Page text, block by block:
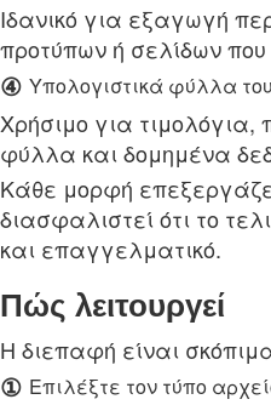
Ιδανικό για εξαγωγή
προτύπων ή σελίδων που
④ Υπολογιστικά φύλλα
Χρήσιμο για τιμολόγια,
φύλλα και δομημένα
Κάθε μορφή
διασφαλιστεί ότι το
και επαγγελματικό.
Πώς λειτουργεί
Η διεπαφή είναι
① Επιλέξτε τον τύπο